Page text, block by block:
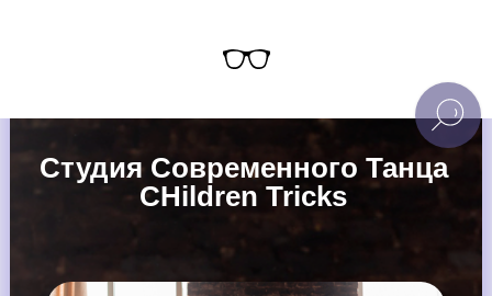
Студия Современного Танца
CHildren Tricks